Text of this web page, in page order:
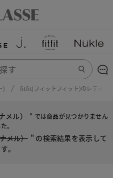
) fitfit(フィットフィット)のレディー
メル）
" では商品が見つかりません
。
メル） " の検索結果を表示して
。